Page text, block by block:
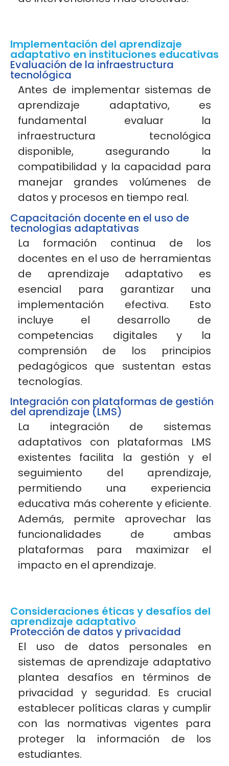
Implementación del aprendizaje
adaptativo en instituciones educativas
Evaluación de la infraestructura
tecnológica
Antes de implementar sistemas de
aprendizaje adaptativo, es
fundamental evaluar la
infraestructura tecnológica
disponible, asegurando la
compatibilidad y la capacidad para
manejar grandes volúmenes de
datos y procesos en tiempo real.
Capacitación docente en el uso de
tecnologías adaptativas
La formación continua de los
docentes en el uso de herramientas
de aprendizaje adaptativo es
esencial para garantizar una
implementación efectiva. Esto
incluye el desarrollo de
competencias digitales y la
comprensión de los principios
pedagógicos que sustentan estas
tecnologías.
Integración con plataformas de gestión
del aprendizaje (LMS)
La integración de sistemas
adaptativos con plataformas LMS
existentes facilita la gestión y el
seguimiento del aprendizaje,
permitiendo una experiencia
educativa más coherente y eficiente.
Además, permite aprovechar las
funcionalidades de ambas
plataformas para maximizar el
impacto en el aprendizaje.
Consideraciones éticas y desafíos del
aprendizaje adaptativo
Protección de datos y privacidad
El uso de datos personales en
sistemas de aprendizaje adaptativo
plantea desafíos en términos de
privacidad y seguridad. Es crucial
establecer políticas claras y cumplir
con las normativas vigentes para
proteger la información de los
estudiantes.